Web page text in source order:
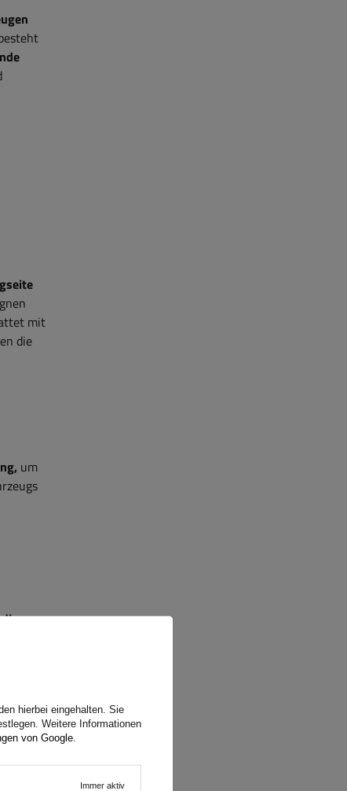
mit
die
um
die
wie
hierbei eingehalten. Sie
Weitere Informationen
von Google
Immer aktiv